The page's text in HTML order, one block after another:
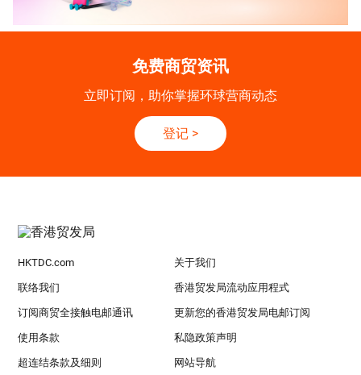
免费商贸资讯
立即订阅，助你掌握环球营商动态
登记 >
HKTDC.com 关于我们
联络我们 香港贸发局流动应用程式
订阅商贸全接触电邮通讯 更新您的香港贸发局电邮订阅
使用条款 私隐政策声明
超连结条款及细则 网站导航